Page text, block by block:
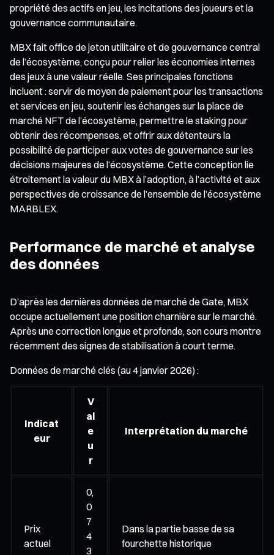
propriété des actifs en jeu, les incitations des joueurs et la
gouvernance communautaire.
MBX fait office de jeton utilitaire et de gouvernance central
de l’écosystème, conçu pour relier les économies internes
des jeux à une valeur réelle. Ses principales fonctions
incluent : servir de moyen de paiement pour les transactions
et services en jeu, soutenir les échanges sur la place de
marché NFT de l’écosystème, permettre le staking pour
obtenir des récompenses, et offrir aux détenteurs la
possibilité de participer aux votes de gouvernance sur les
décisions majeures de l’écosystème. Cette conception lie
étroitement la valeur du MBX à l’adoption, à l’activité et aux
perspectives de croissance de l’ensemble de l’écosystème
MARBLEX.
Performance de marché et analyse
des données
D’après les dernières données de marché de Gate, MBX
occupe actuellement une position charnière sur le marché.
Après une correction longue et profonde, son cours montre
récemment des signes de stabilisation à court terme.
Données de marché clés (au 4 janvier 2026) :
Indicat
eur
V
al
e
u
r
Interprétation du marché
Prix
actuel
0,
0
7
4
3
Dans la partie basse de sa
fourchette historique